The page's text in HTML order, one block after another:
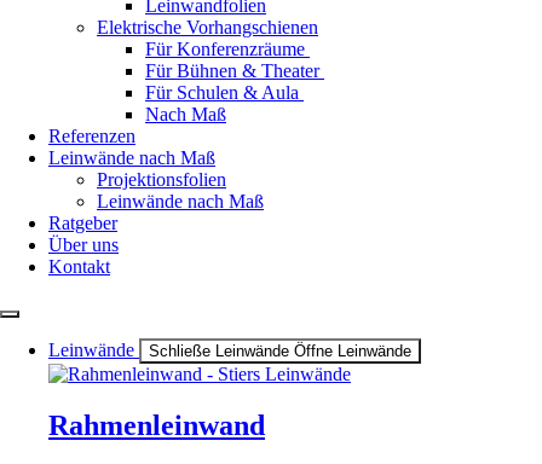
Leinwandfolien
Elektrische Vorhangschienen
Für Konferenzräume
Für Bühnen & Theater
Für Schulen & Aula
Nach Maß
Referenzen
Leinwände nach Maß
Projektionsfolien
Leinwände nach Maß
Ratgeber
Über uns
Kontakt
Leinwände Schließe Leinwände Öffne Leinwände
Rahmenleinwand